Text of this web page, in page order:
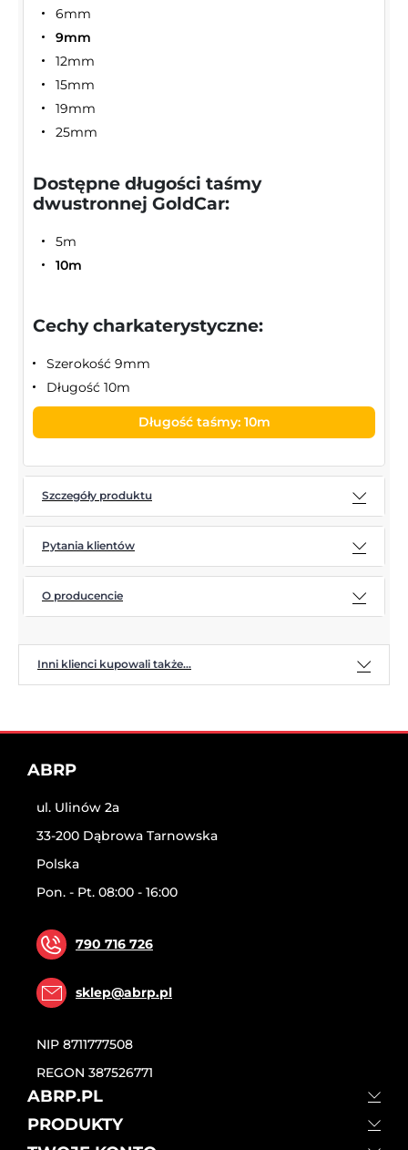
6mm
9mm
12mm
15mm
19mm
25mm
Dostępne długości taśmy
dwustronnej GoldCar:
5m
10m
Cechy charkaterystyczne:
Szerokość 9mm
Długość 10m
Długość taśmy: 10m
Szczegóły produktu
Pytania klientów
O producencie
Inni klienci kupowali także...
ABRP
ul. Ulinów 2a
33-200 Dąbrowa Tarnowska
Polska
Pon. - Pt. 08:00 - 16:00
790 716 726
sklep@abrp.pl
NIP 8711777508
REGON 387526771
ABRP.PL
PRODUKTY